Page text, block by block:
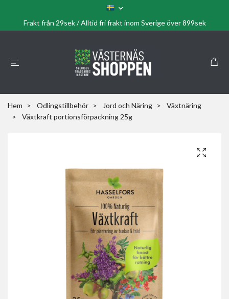
Frakt från 29sek / Alltid fri frakt inom Sverige över 899sek
Hem Odlingstillbehör Jord och Näring
Växtnäring
Växtkraft portionsförpackning 25g